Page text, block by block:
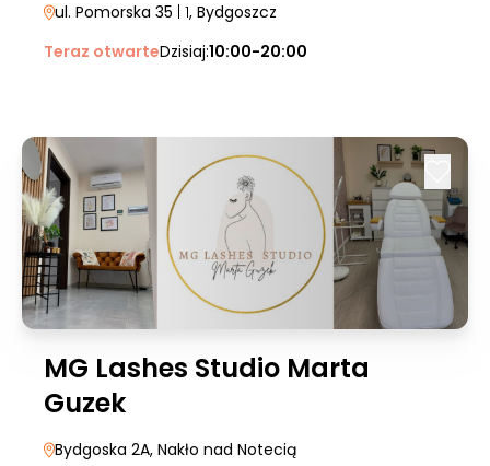
ul. Pomorska 35 | 1, Bydgoszcz
Teraz otwarteDzisiaj:10:00-20:00
MG Lashes Studio Marta
Guzek
Bydgoska 2A, Nakło nad Notecią